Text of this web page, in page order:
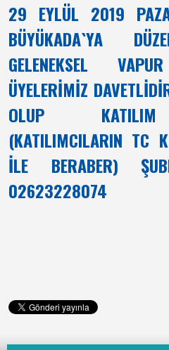
29 EYLÜL 2019
BÜYÜKADA`YA
GELENEKSEL
ÜYELERİMİZ
OLUP KATILIM
(KATILIMCILARIN TC
İLE BERABER)
02623228074